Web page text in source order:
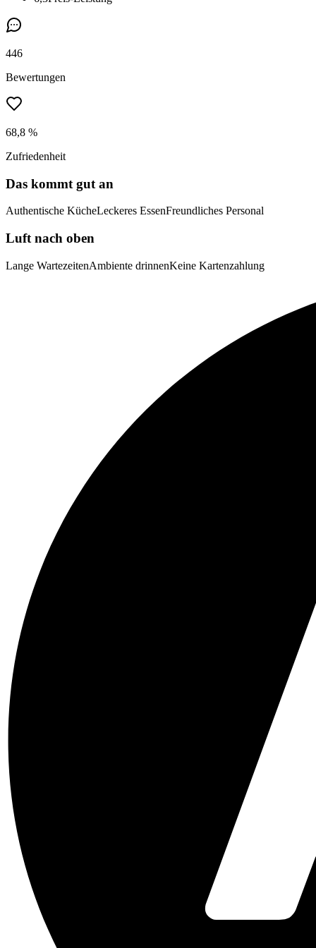
446
Bewertungen
68,8 %
Zufriedenheit
Das kommt gut an
Authentische KücheLeckeres EssenFreundliches Personal
Luft nach oben
Lange WartezeitenAmbiente drinnenKeine Kartenzahlung